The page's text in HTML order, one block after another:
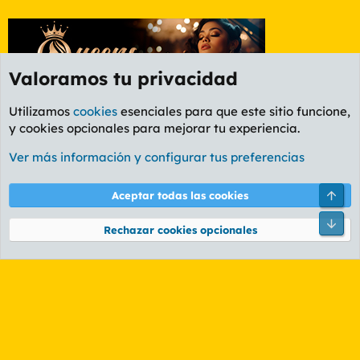
Foro General
Cookies
PL OLDSTYLE AMARILLO
Términos y reglas Política de privacidad Ayuda
Community platform by XenForo® © 2010-2026 XenForo Ltd.
Valoramos tu privacidad
Utilizamos cookies esenciales para que este sitio funcione,
y cookies opcionales para mejorar tu experiencia.
Ver más información y configurar tus preferencias
Aceptar todas las cookies
Rechazar cookies opcionales
Pie